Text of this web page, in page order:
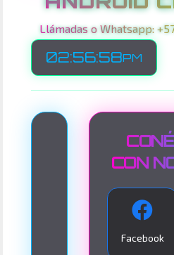
Llámadas o Whatsapp:
02:57:00PM
CON
Facebook